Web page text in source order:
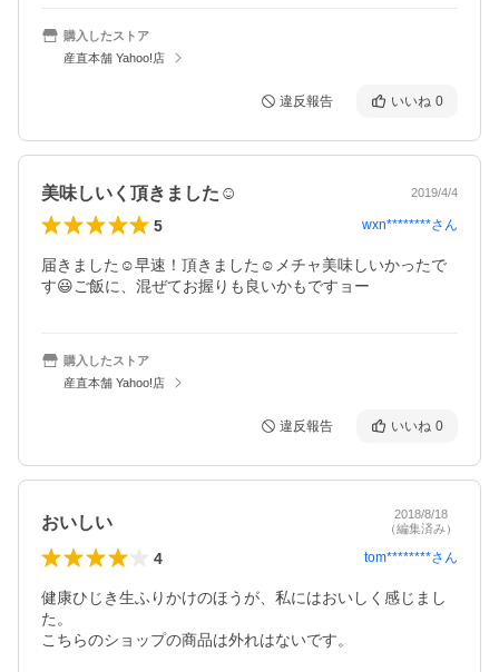
購入したストア
産直本舗 Yahoo!店
違反報告 いいね 0
美味しいく頂きました☺️ 2019/4/4
5 wxn********さん
届きました☺️早速！頂きました☺️メチャ美味しいかったで
す😃ご飯に、混ぜてお握りも良いかもですョー
購入したストア
産直本舗 Yahoo!店
違反報告 いいね 0
おいしい
2018/8/18
（編集済み）
4 tom********さん
健康ひじき生ふりかけのほうが、私にはおいしく感じまし
た。
こちらのショップの商品は外れはないです。